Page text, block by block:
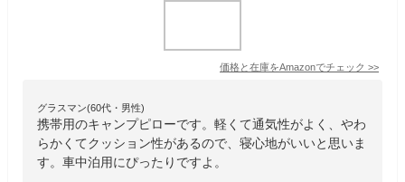
価格と在庫をAmazonでチェック >>
グラスマン(60代・男性)
携帯用のキャンプピローです。軽くて通気性がよく、やわ
らかくてクッション性があるので、寝心地がいいと思いま
す。車中泊用にぴったりですよ。